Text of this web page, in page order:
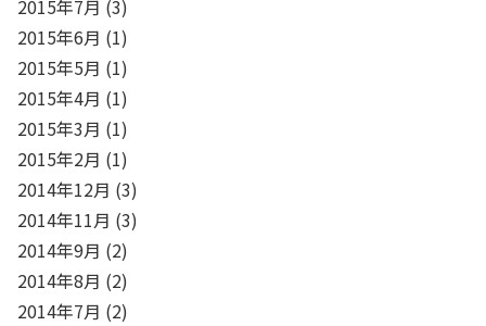
2015年7月 (3)
2015年6月 (1)
2015年5月 (1)
2015年4月 (1)
2015年3月 (1)
2015年2月 (1)
2014年12月 (3)
2014年11月 (3)
2014年9月 (2)
2014年8月 (2)
2014年7月 (2)